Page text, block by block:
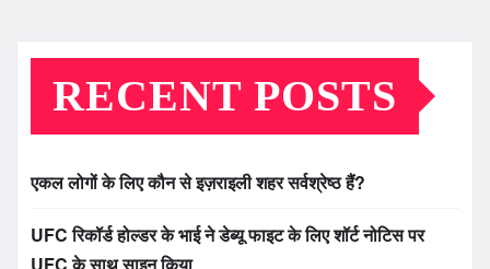
RECENT POSTS
एकल लोगों के लिए कौन से इज़राइली शहर सर्वश्रेष्ठ हैं?
UFC रिकॉर्ड होल्डर के भाई ने डेब्यू फाइट के लिए शॉर्ट नोटिस पर